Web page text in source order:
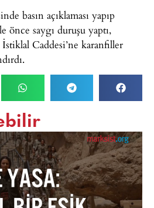
basın açıklaması yapıp
önce saygı duruşu yaptı,
Caddesi’ne karanfiller